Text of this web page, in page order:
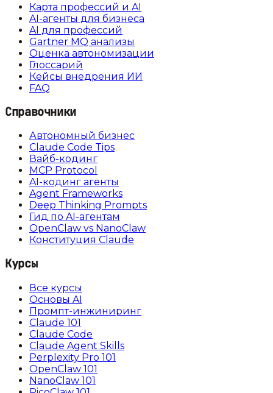
Карта профессий и AI
AI-агенты для бизнеса
AI для профессий
Gartner MQ анализы
Оценка автономизации
Глоссарий
Кейсы внедрения ИИ
FAQ
Справочники
Автономный бизнес
Claude Code Tips
Вайб-кодинг
MCP Protocol
AI-кодинг агенты
Agent Frameworks
Deep Thinking Prompts
Гид по AI-агентам
OpenClaw vs NanoClaw
Конституция Claude
Курсы
Все курсы
Основы AI
Промпт-инжиниринг
Claude 101
Claude Code
Claude Agent Skills
Perplexity Pro 101
OpenClaw 101
NanoClaw 101